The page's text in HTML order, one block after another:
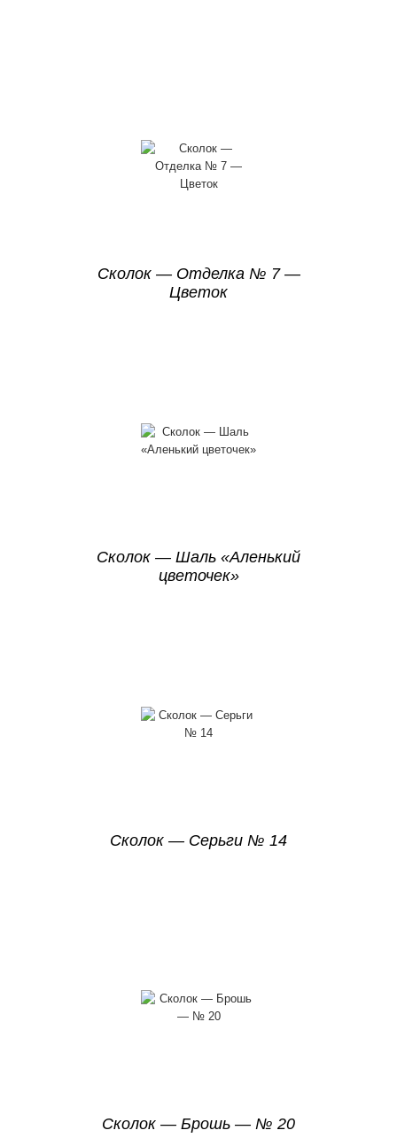
Сколок — Отделка № 7 —
Цветок
Сколок — Шаль «Аленький
цветочек»
Сколок — Серьги № 14
Сколок — Брошь — № 20